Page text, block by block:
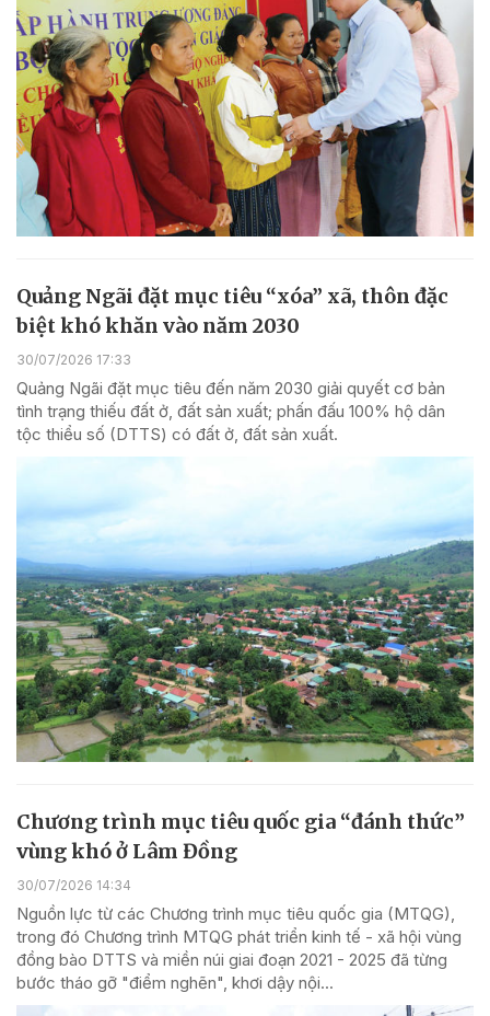
Quảng Ngãi đặt mục tiêu “xóa” xã, thôn đặc
biệt khó khăn vào năm 2030
30/07/2026 17:33
Quảng Ngãi đặt mục tiêu đến năm 2030 giải quyết cơ bản
tình trạng thiếu đất ở, đất sản xuất; phấn đấu 100% hộ dân
tộc thiểu số (DTTS) có đất ở, đất sản xuất.
Chương trình mục tiêu quốc gia “đánh thức”
vùng khó ở Lâm Đồng
30/07/2026 14:34
Nguồn lực từ các Chương trình mục tiêu quốc gia (MTQG),
trong đó Chương trình MTQG phát triển kinh tế - xã hội vùng
đồng bào DTTS và miền núi giai đoạn 2021 - 2025 đã từng
bước tháo gỡ "điểm nghẽn", khơi dậy nội...